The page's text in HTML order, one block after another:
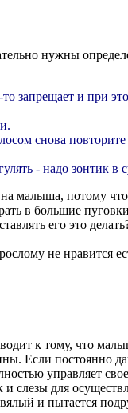
нужны
и при
снова
- надо зонтик
на малыша, потому
в большие
его это
не нравится
к тому, что
Если постоянно
управляет
и слезы для
и пытается